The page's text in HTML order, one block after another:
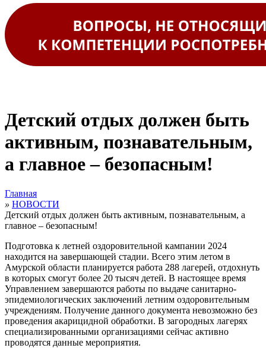
Детский отдых должен быть
активным, познавательным,
а главное – безопасным!
Главная
» НОВОСТИ
Детский отдых должен быть активным, познавательным, а
главное – безопасным!
Подготовка к летней оздоровительной кампании 2024
находится на завершающей стадии. Всего этим летом в
Амурской области планируется работа 288 лагерей, отдохнуть
в которых смогут более 20 тысяч детей. В настоящее время
Управлением завершаются работы по выдаче санитарно-
эпидемиологических заключений летним оздоровительным
учреждениям. Получение данного документа невозможно без
проведения акарицидной обработки. В загородных лагерях
специализированными организациями сейчас активно
проводятся данные мероприятия.